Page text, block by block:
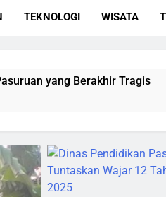
TEKNOLOGI WISATA
Tragis Kirab
4